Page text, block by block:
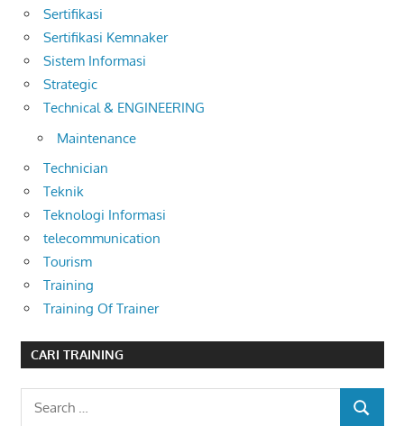
Sertifikasi
Sertifikasi Kemnaker
Sistem Informasi
Strategic
Technical & ENGINEERING
Maintenance
Technician
Teknik
Teknologi Informasi
telecommunication
Tourism
Training
Training Of Trainer
CARI TRAINING
Search
SEARCH